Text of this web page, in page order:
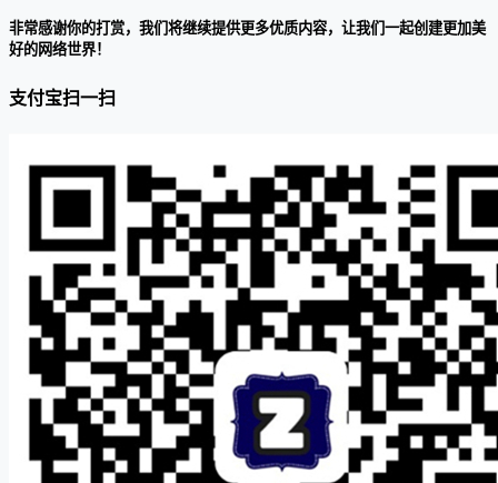
非常感谢你的打赏，我们将继续提供更多优质内容，让我们一起创建更加美
好的网络世界！
支付宝扫一扫